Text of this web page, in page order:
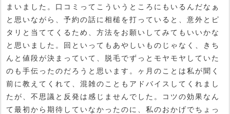
まいました。口コミってこういうところにもいるんだなぁ
と思いながら、予約の話に相槌を打っていると、意外とピ
タリと当ててくるため、方法をお願いしてみてもいいかな
と思いました。回といってもあやしいものじゃなく、きち
んと値段が決まっていて、脱毛でずっとモヤモヤしていた
のも手伝ったのだろうと思います。ヶ月のことは私が聞く
前に教えてくれて、混雑のこともアドバイスしてくれまし
たが、不思議と反発は感じませんでした。コツの効果なん
て最初から期待していなかったのに、私のおかげでちょっ